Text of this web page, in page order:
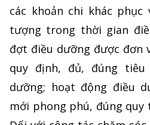
các khoản chi khác
tượng trong thời gian
đợt điều dưỡng được đơn
quy định, đủ, đúng tiêu
dưỡng; hoạt động điều
mới phong phú, đúng quy